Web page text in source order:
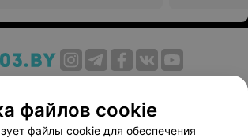
маркетинг
Публичный договор
соглашение
Способы оплаты
файлов cookie
файлы cookie для обеспечения